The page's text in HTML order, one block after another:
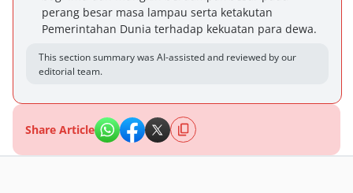
perang besar masa lampau serta ketakutan
Pemerintahan Dunia terhadap kekuatan para dewa.
This section summary was AI-assisted and reviewed by our
editorial team.
Share Article